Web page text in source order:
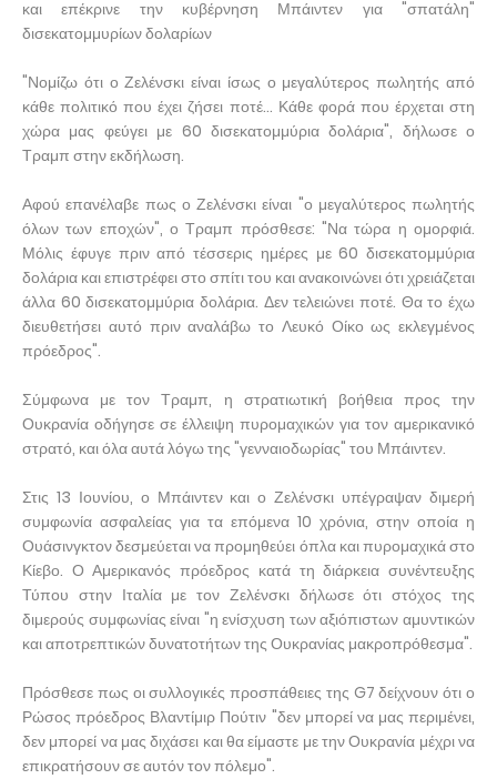
και επέκρινε την κυβέρνηση Μπάιντεν για "σπατάλη"
δισεκατομμυρίων δολαρίων
"Νομίζω ότι ο Ζελένσκι είναι ίσως ο μεγαλύτερος πωλητής από
κάθε πολιτικό που έχει ζήσει ποτέ... Κάθε φορά που έρχεται στη
χώρα μας φεύγει με 60 δισεκατομμύρια δολάρια", δήλωσε ο
Τραμπ στην εκδήλωση.
Αφού επανέλαβε πως ο Ζελένσκι είναι "ο μεγαλύτερος πωλητής
όλων των εποχών", ο Τραμπ πρόσθεσε: "Να τώρα η ομορφιά.
Μόλις έφυγε πριν από τέσσερις ημέρες με 60 δισεκατομμύρια
δολάρια και επιστρέφει στο σπίτι του και ανακοινώνει ότι χρειάζεται
άλλα 60 δισεκατομμύρια δολάρια. Δεν τελειώνει ποτέ. Θα το έχω
διευθετήσει αυτό πριν αναλάβω το Λευκό Οίκο ως εκλεγμένος
πρόεδρος".
Σύμφωνα με τον Τραμπ, η στρατιωτική βοήθεια προς την
Ουκρανία οδήγησε σε έλλειψη πυρομαχικών για τον αμερικανικό
στρατό, και όλα αυτά λόγω της "γενναιοδωρίας" του Μπάιντεν.
Στις 13 Ιουνίου, ο Μπάιντεν και ο Ζελένσκι υπέγραψαν διμερή
συμφωνία ασφαλείας για τα επόμενα 10 χρόνια, στην οποία η
Ουάσινγκτον δεσμεύεται να προμηθεύει όπλα και πυρομαχικά στο
Κίεβο. Ο Αμερικανός πρόεδρος κατά τη διάρκεια συνέντευξης
Τύπου στην Ιταλία με τον Ζελένσκι δήλωσε ότι στόχος της
διμερούς συμφωνίας είναι "η ενίσχυση των αξιόπιστων αμυντικών
και αποτρεπτικών δυνατοτήτων της Ουκρανίας μακροπρόθεσμα".
Πρόσθεσε πως οι συλλογικές προσπάθειες της G7 δείχνουν ότι ο
Ρώσος πρόεδρος Βλαντίμιρ Πούτιν "δεν μπορεί να μας περιμένει,
δεν μπορεί να μας διχάσει και θα είμαστε με την Ουκρανία μέχρι να
επικρατήσουν σε αυτόν τον πόλεμο".